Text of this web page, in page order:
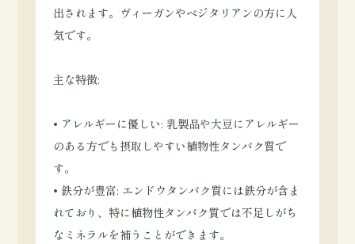
出されます。ヴィーガンやベジタリアンの方に人
気です。
主な特徴:
• アレルギーに優しい: 乳製品や大豆にアレルギー
のある方でも摂取しやすい植物性タンパク質で
す。
• 鉄分が豊富: エンドウタンパク質には鉄分が含ま
れており、特に植物性タンパク質では不足しがち
なミネラルを補うことができます。